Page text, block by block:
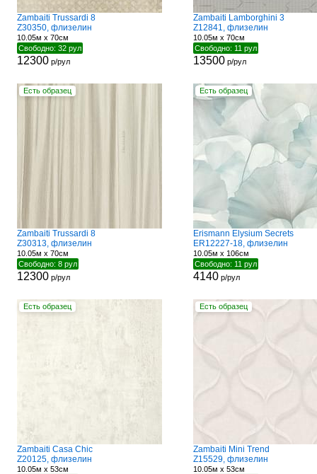
Zambaiti Trussardi 8
Z30350, флизелин
10.05м x 70см
Свободно: 32 рул
12300р/рул
Zambaiti Lamborghini 3
Z12841, флизелин
10.05м x 70см
Свободно: 11 рул
13500р/рул
Есть образец
Zambaiti Trussardi 8
Z30313, флизелин
10.05м x 70см
Свободно: 8 рул
12300р/рул
Есть образец
Erismann Elysium Secrets
ER12227-18, флизелин
10.05м x 106см
Свободно: 11 рул
4140р/рул
Есть образец
Zambaiti Casa Chic
Z20125, флизелин
10.05м x 53см
Есть образец
Zambaiti Mini Trend
Z15529, флизелин
10.05м x 53см